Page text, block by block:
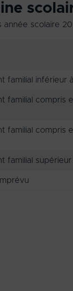
année scolaire
familial inférieur
familial compris
familial compris
familial supérieur